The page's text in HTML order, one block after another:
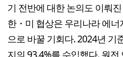
기 전반에 대한 논의도 이뤄
한・미 협상은 우리나라 에
으로 바꿀 기회다. 2024년 기
지의 93.4%를 수입했다. 원